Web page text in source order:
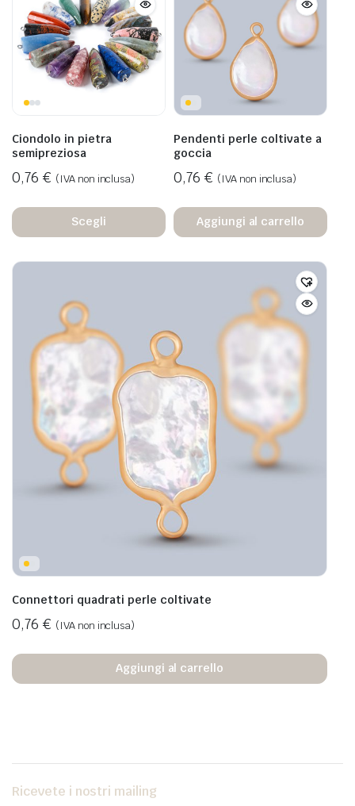
Ciondolo in pietra
semipreziosa
0,76 € (IVA non inclusa)
Scegli
Pendenti perle coltivate a
goccia
0,76 € (IVA non inclusa)
Aggiungi al carrello
Connettori quadrati perle coltivate
0,76 € (IVA non inclusa)
Aggiungi al carrello
Ricevete i nostri mailing